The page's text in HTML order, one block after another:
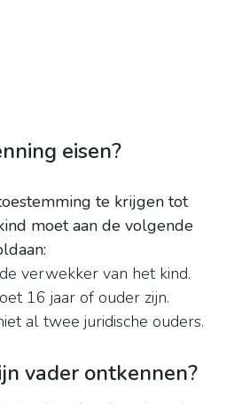
eisen?
te krijgen tot
moet aan de volgende
verwekker van het kind.
16 jaar of ouder zijn.
al twee juridische ouders.
vader ontkennen?